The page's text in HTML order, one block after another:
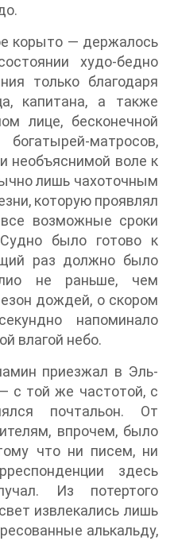
корыто — держалось
худо-бедно
только благодаря
капитана, а также
лице, бесконечной
матросов,
необъяснимой воле к
лишь чахоточным
которую проявлял
возможные сроки
было готово к
раз должно было
не раньше, чем
дождей, о скором
напоминало
влагой небо.
приезжал в Эль-
с той же частотой, с
почтальон. От
впрочем, было
что ни писем, ни
здесь
Из потертого
извлекались лишь
алькальду,